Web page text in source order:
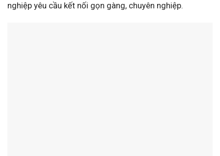
nghiệp yêu cầu kết nối gọn gàng, chuyên nghiệp.